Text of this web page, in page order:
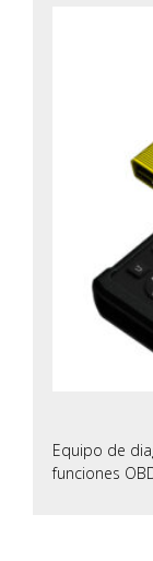
Equipo de
funciones